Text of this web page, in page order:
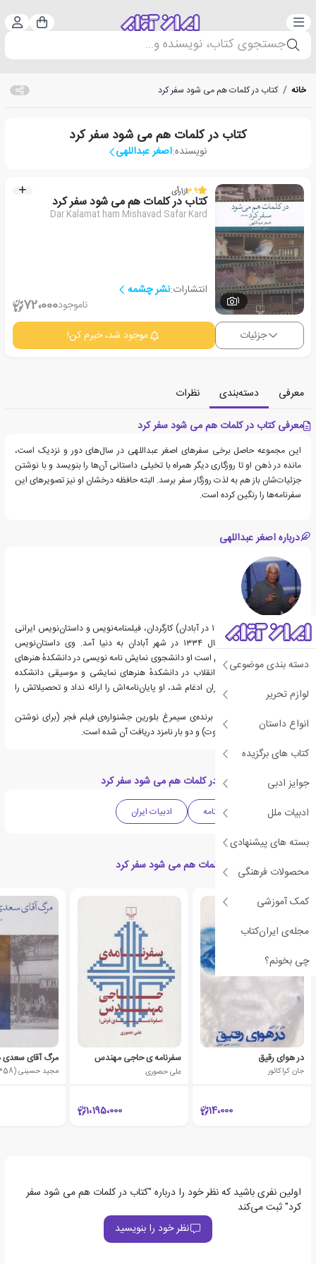
دسته‌بندی سبد
جستجوی کتاب، نویسنده و...
دسته بندی موضوعی
لوازم تحریر
انواع داستان
کتاب های برگزیده
جوایز ادبی
ادبیات ملل
بسته های پیشنهادی
محصولات فرهنگی
کمک آموزشی
مجله‌ی ایران‌کتاب
چی بخونم؟
خانه / کتاب در کلمات هم می شود سفر کرد
کتاب در کلمات هم می شود سفر کرد
نویسنده:اصغر عبداللهی
1
3.9از1رأی
کتاب در کلمات هم می شود سفر کرد
Dar Kalamat ham Mishavad Safar Kard
انتشارات:نشر چشمه
ناموجود72،000
جزئیات موجود شد، خبرم کن!
معرفی دسته‌بندی
نظرات
معرفی کتاب در کلمات هم می شود سفر کرد
این مجموعه حاصل برخی سفرهای اصغر عبداللهی در سال‌های دور و نزدیک است،
مانده در ذهن او تا روزگاری دیگر همراه با تخیلی داستانی آن‌ها را بنویسد و با نوشتن
جزئیات‌شان باز هم به لذت روزگار سفر برسد. البته حافظه درخشان او نیز تصویرهای این
سفرنامه‌ها را رنگین کرده است.
درباره اصغر عبداللهی
اصغر عبداللهی (زاده ۱۳۳۴ در آبادان) کارگردان، فیلمنامه‌نویس و داستان‌نویس ایرانی
است. اصغر عبداللهی سال ۱۳۳۴ در شهر آبادان به دنیا آمد. وی داستان‌نویس
وفیلمنامه‌نویس و کارگردان است او دانشجوی نمایش نامه نویسی در دانشکدهٔ هنرهای
دراماتیک بود که بعد از انقلاب در دانشکدهٔ هنرهای نمایشی و موسیقی دانشکده
هنرهای زیبای دانشگاه تهران ادغام شد، او پایان‌نامه‌اش را ارائه نداد و تحصیلاتش را
ناتمام رها کرد.
عبداللهی تا کنون یک بار برنده‌ی سیمرغ بلورین جشنواره‌ی فیلم فجر (برای نوشتن
فیلمنامه‌ی فیلم خانه‌ی خلوت) و دو بار نامزد دریافت آن شده است.
دسته بندی های کتاب در کلمات هم می شود سفر کرد
تاریخی سفرنامه ادبیات ایران
کتاب های مرتبط با در کلمات هم می شود سفر کرد
در هوای رقیق
جان کراکائور
14،000
سفرنامه ی حاجی مهندس
علی حصوری
1،195،000
مرگ آقای سعدی
مجید حسینی (1358)
اولین نفری باشید که نظر خود را درباره "کتاب در کلمات هم می شود سفر
کرد" ثبت می‌کند
نظر خود را بنویسید